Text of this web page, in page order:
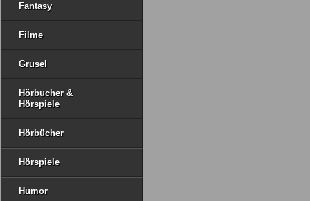
Fantasy
Filme
Grusel
Hörbucher &
Hörspiele
Hörbücher
Hörspiele
Humor